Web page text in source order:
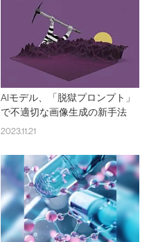
AIモデル、「脱獄プロンプト」
で不適切な画像生成の新手法
2023.11.21